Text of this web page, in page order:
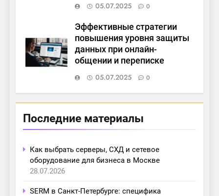
05.07.2025
0
Эффективные стратегии
повышения уровня защиты
данных при онлайн-
общении и переписке
05.07.2025
0
Последние материалы
Как выбрать серверы, СХД и сетевое
оборудование для бизнеса в Москве
28.07.2026
SERM в Санкт-Петербурге: специфика